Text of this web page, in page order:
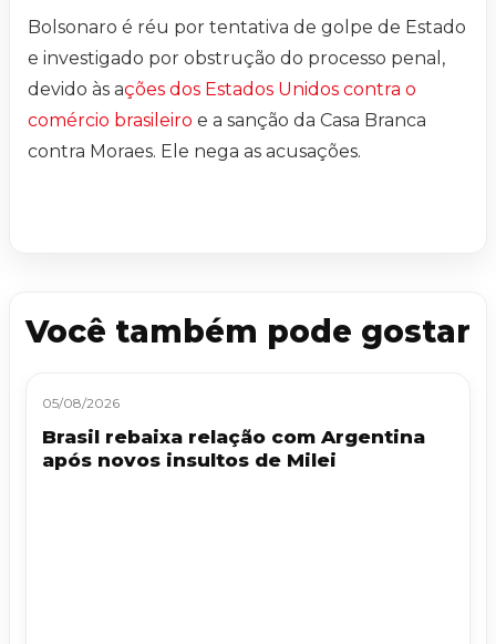
Bolsonaro é réu por tentativa de golpe de Estado
e investigado por obstrução do processo penal,
devido às ações dos Estados Unidos contra o
comércio brasileiro e a sanção da Casa Branca
contra Moraes. Ele nega as acusações.
Você também pode gostar
05/08/2026
Brasil rebaixa relação com Argentina
após novos insultos de Milei